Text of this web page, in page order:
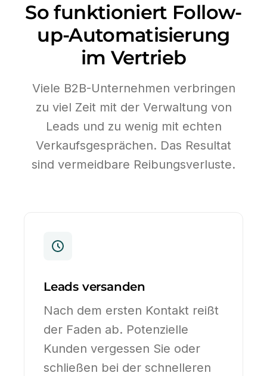
So funktioniert Follow-
up-Automatisierung
im Vertrieb
Viele B2B-Unternehmen verbringen
zu viel Zeit mit der Verwaltung von
Leads und zu wenig mit echten
Verkaufsgesprächen. Das Resultat
sind vermeidbare Reibungsverluste.
Leads versanden
Nach dem ersten Kontakt reißt
der Faden ab. Potenzielle
Kunden vergessen Sie oder
schließen bei der schnelleren